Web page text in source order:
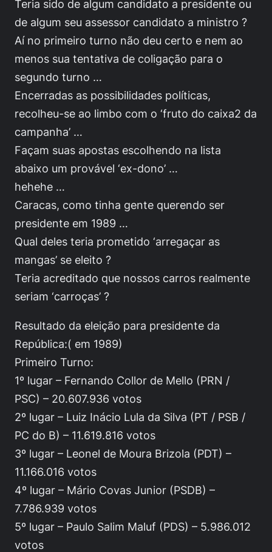
Teria sido de algum candidato a presidente ou
de algum seu assessor candidato a ministro ?
Aí no primeiro turno não deu certo e nem ao
menos sua tentativa de coligação para o
segundo turno …
Encerradas as possibilidades políticas,
recolheu-se ao limbo com o ‘fruto do caixa2 da
campanha’ …
Façam suas apostas escolhendo na lista
abaixo um provável ‘ex-dono’ …
hehehe …
Caracas, como tinha gente querendo ser
presidente em 1989 …
Qual deles teria prometido ‘arregaçar as
mangas’ se eleito ?
Teria acreditado que nossos carros realmente
seriam ‘carroças’ ?
Resultado da eleição para presidente da
República:( em 1989)
Primeiro Turno:
1º lugar – Fernando Collor de Mello (PRN /
PSC) – 20.607.936 votos
2º lugar – Luiz Inácio Lula da Silva (PT / PSB /
PC do B) – 11.619.816 votos
3º lugar – Leonel de Moura Brizola (PDT) –
11.166.016 votos
4º lugar – Mário Covas Junior (PSDB) –
7.786.939 votos
5º lugar – Paulo Salim Maluf (PDS) – 5.986.012
votos